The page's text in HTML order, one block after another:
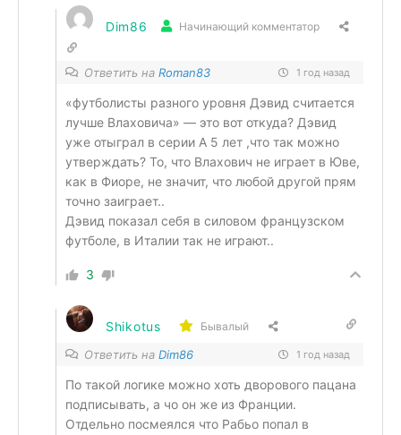
Dim86 Начинающий комментатор
Ответить на Roman83 1 год назад
«футболисты разного уровня Дэвид считается
лучше Влаховича» — это вот откуда? Дэвид
уже отыграл в серии А 5 лет ,что так можно
утверждать? То, что Влахович не играет в Юве,
как в Фиоре, не значит, что любой другой прям
точно заиграет..
Дэвид показал себя в силовом французском
футболе, в Италии так не играют..
3
Shikotus Бывалый
Ответить на Dim86 1 год назад
По такой логике можно хоть дворового пацана
подписывать, а чо он же из Франции.
Отдельно посмеялся что Рабьо попал в